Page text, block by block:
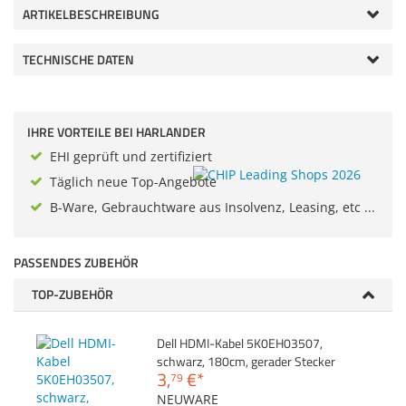
ARTIKELBESCHREIBUNG
TECHNISCHE DATEN
IHRE VORTEILE BEI HARLANDER
EHI geprüft und zertifiziert
Täglich neue Top-Angebote
B-Ware, Gebrauchtware aus Insolvenz, Leasing, etc ...
PASSENDES ZUBEHÖR
TOP-ZUBEHÖR
Dell HDMI-Kabel 5K0EH03507,
schwarz, 180cm, gerader Stecker
3,79 €*
NEUWARE